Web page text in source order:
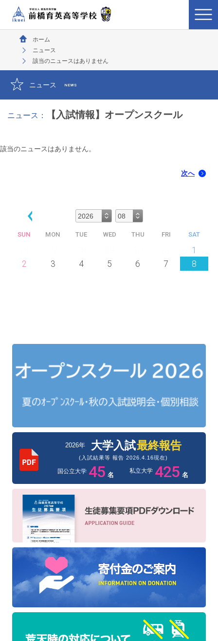
ホーム
ニュース
該当のニュースはありません
ニュース NEWS
ニュース： 【入試情報】オープンスクール
該当のニュースはありません。
次へ
SUN MON TUE WED THU FRI SAT
1
2
3 4 5 6 7 8
2026年 大学入試最終報告
(入試結果等 報告 2026.4.16現在)
国公立大学 45 名
私立大学 425 名